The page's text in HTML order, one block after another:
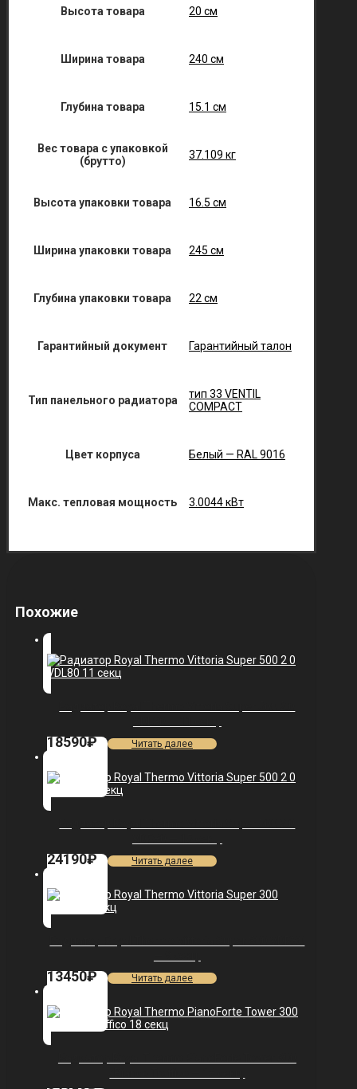
Высота товара 20 см
Ширина товара 240 см
Глубина товара 15.1 см
Вес товара с упаковкой
(брутто)
37.109 кг
Высота упаковки товара 16.5 см
Ширина упаковки товара 245 см
Глубина упаковки товара 22 см
Гарантийный документ Гарантийный талон
Тип панельного радиатора
тип 33 VENTIL
COMPACT
Цвет корпуса Белый — RAL 9016
Макс. тепловая мощность 3.0044 кВт
Похожие
18590₽ Читать далее
24190₽ Читать далее
13450₽ Читать далее